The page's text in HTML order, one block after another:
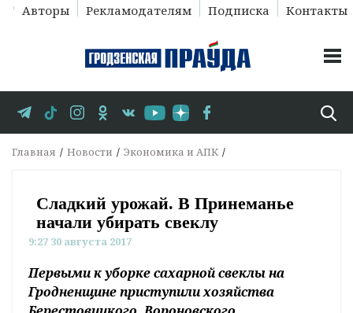
Авторы Рекламодателям Подписка Контакты
Главная Новости Экономика и АПК
Сладкий урожай. В Принеманье
начали убирать свеклу
9:27 30 августа 2017
Первыми к уборке сахарной свеклы на
Гродненщине приступили хозяйства